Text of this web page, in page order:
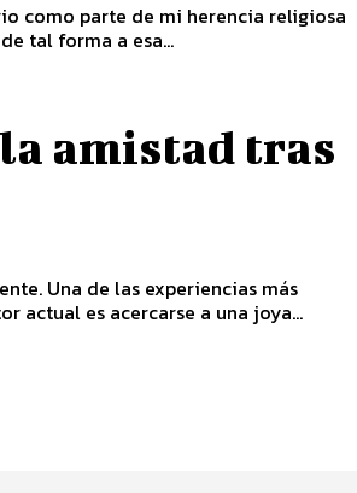
como parte de mi herencia religiosa
tal forma a esa...
amistad tras
Una de las experiencias más
actual es acercarse a una joya...